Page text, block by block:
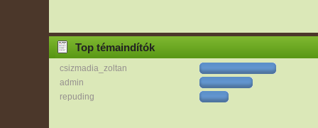
Top témaindítók
csizmadia_zoltan
admin
repuding